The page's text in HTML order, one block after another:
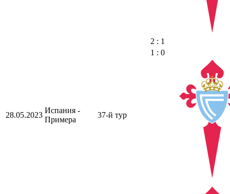
2 : 1
28.05.2023
Испания -
Примера
37-й тур
1 : 0